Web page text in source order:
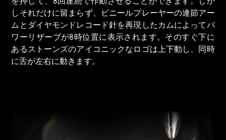
しそれだけに留まらず、ビニールプレーヤーの連節アー
ムとダイヤモンドレコード針を再現したカムによってパ
ワーリザーブが8時位置に表示されます。そのすぐ下に
あるストーンズのアイコニックなロゴは上下動し、同時
に舌が左右に動きます。